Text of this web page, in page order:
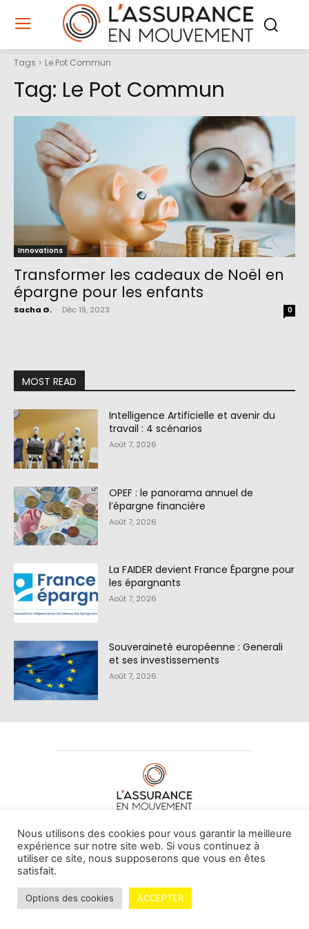
Tags Le Pot Commun
Tag: Le Pot Commun
Innovations
Transformer les cadeaux de Noël en
épargne pour les enfants
Sacha G. Déc 19, 2023 0
MOST READ
Intelligence Artificielle et avenir du
travail : 4 scénarios
Août 7, 2026
OPEF : le panorama annuel de
l’épargne financière
Août 7, 2026
La FAIDER devient France Épargne pour
les épargnants
Août 7, 2026
Souveraineté européenne : Generali
et ses investissements
Août 7, 2026
À PROPOS DE NOUS•CONTACT
© L'assurance en mouvement -By Vovoxx Média
Mentions légales Contributeurs
Nous utilisons des cookies pour vous garantir la meilleure
expérience sur notre site web. Si vous continuez à
utiliser ce site, nous supposerons que vous en êtes
satisfait.
Options des cookies ACCEPTER